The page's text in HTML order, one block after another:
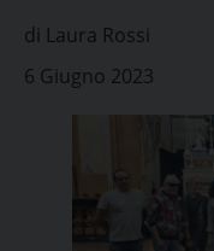
di Laura Rossi
6 Giugno 2023